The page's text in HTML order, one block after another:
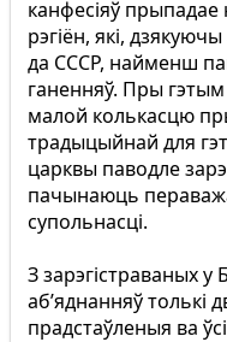
канфесіяў
рэгіён, які,
да СССР, найменш
ганенняў. Пры гэтым
малой колькасцю
традыцыйнай для
царквы паводле
пачынаюць
супольнасці.
З зарэгістраваных у
аб’яднанняў толькі
прадстаўленыя ва